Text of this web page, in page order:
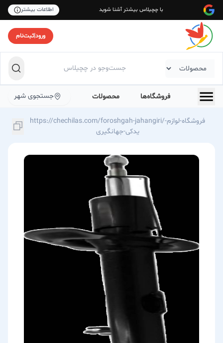
با چچیلاس بیشتر آشنا شوید اطلاعات بیشتر
ورود|ثبت‌نام
فروشگاه‌ها محصولات جستجوی شهر
https://chechilas.com/foroshgah-jahangiri/فروشگاه-لوازم-
یدکی-جهانگیری